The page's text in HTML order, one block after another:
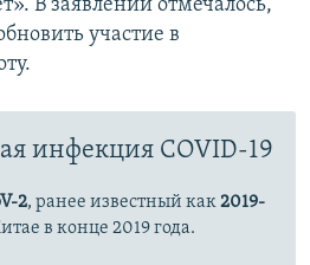
В заявлении отмечалось,
участие в
инфекция COVID-19
2, ранее известный как2019-
в конце 2019 года.